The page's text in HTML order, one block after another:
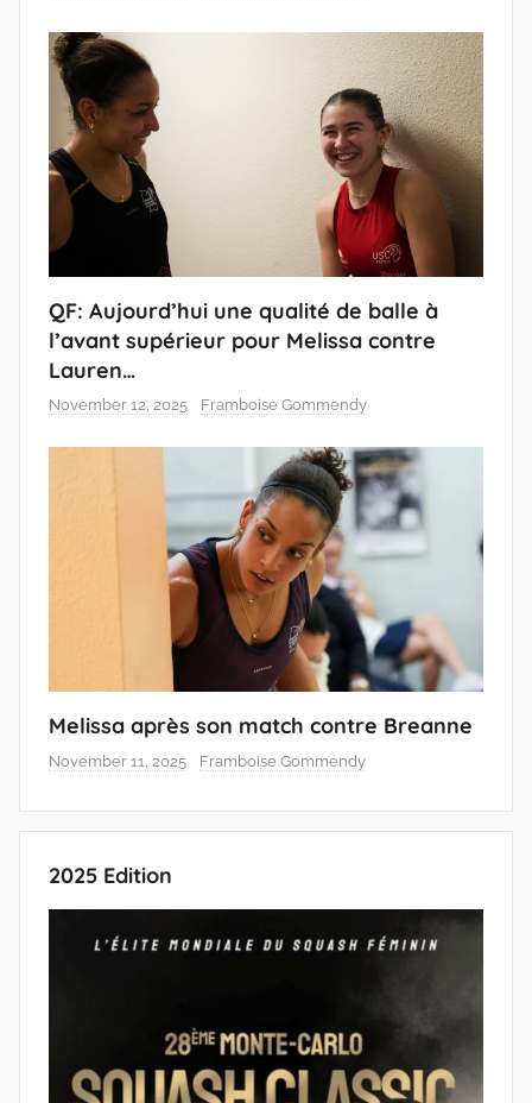
QF: Aujourd’hui une qualité de balle à
l’avant supérieur pour Melissa contre
Lauren…
November 12, 2025 Framboise Gommendy
Melissa après son match contre Breanne
November 11, 2025 Framboise Gommendy
2025 Edition